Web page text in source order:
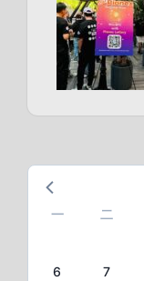
一 二
6
7